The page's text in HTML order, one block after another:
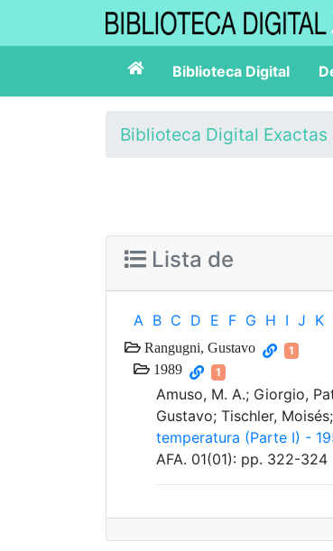
Biblioteca Digital
Biblioteca Digital Exactas
Lista de
A B C D E F G H I J K
Rangugni, Gustavo 1
1989 1
Amuso, M. A.; Giorgio,
Gustavo; Tischler,
temperatura (Parte I) -
AFA. 01(01): pp. 322-324